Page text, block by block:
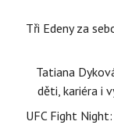
Tři Edeny za
Tatiana
děti, kariéra i
UFC Fight